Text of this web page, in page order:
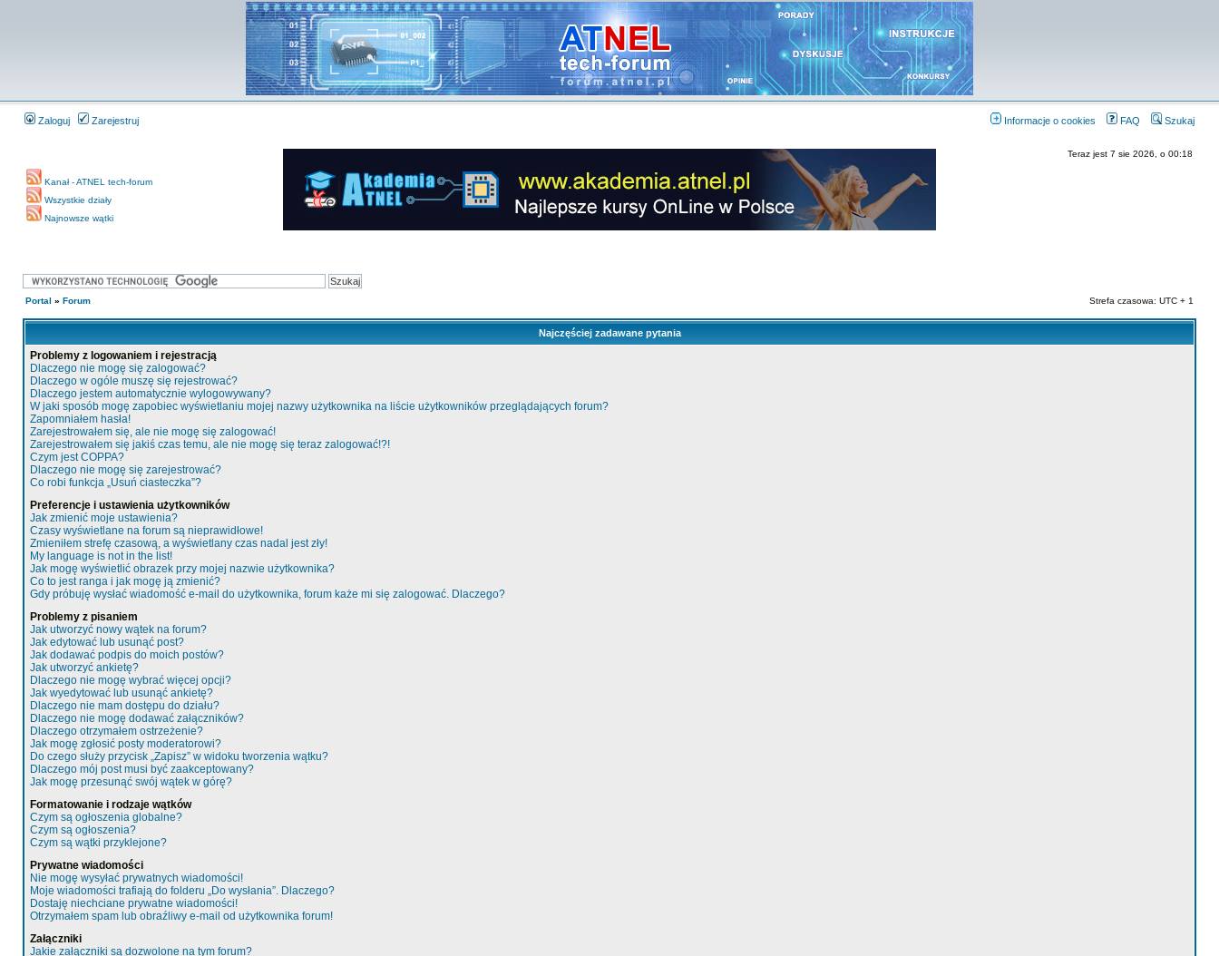
Zaloguj Zarejestruj Informacje o cookies FAQ Szukaj
Kanał - ATNEL tech-forum
Wszystkie działy
Najnowsze wątki
Teraz jest 7 sie 2026, o 00:18
Portal » Forum Strefa czasowa: UTC + 1
Najczęściej zadawane pytania
Problemy z logowaniem i rejestracją
Dlaczego nie mogę się zalogować?
Dlaczego w ogóle muszę się rejestrować?
Dlaczego jestem automatycznie wylogowywany?
W jaki sposób mogę zapobiec wyświetlaniu mojej nazwy użytkownika na liście użytkowników przeglądających forum?
Zapomniałem hasła!
Zarejestrowałem się, ale nie mogę się zalogować!
Zarejestrowałem się jakiś czas temu, ale nie mogę się teraz zalogować!?!
Czym jest COPPA?
Dlaczego nie mogę się zarejestrować?
Co robi funkcja „Usuń ciasteczka”?
Preferencje i ustawienia użytkowników
Jak zmienić moje ustawienia?
Czasy wyświetlane na forum są nieprawidłowe!
Zmieniłem strefę czasową, a wyświetlany czas nadal jest zły!
My language is not in the list!
Jak mogę wyświetlić obrazek przy mojej nazwie użytkownika?
Co to jest ranga i jak mogę ją zmienić?
Gdy próbuję wysłać wiadomość e-mail do użytkownika, forum każe mi się zalogować. Dlaczego?
Problemy z pisaniem
Jak utworzyć nowy wątek na forum?
Jak edytować lub usunąć post?
Jak dodawać podpis do moich postów?
Jak utworzyć ankietę?
Dlaczego nie mogę wybrać więcej opcji?
Jak wyedytować lub usunąć ankietę?
Dlaczego nie mam dostępu do działu?
Dlaczego nie mogę dodawać załączników?
Dlaczego otrzymałem ostrzeżenie?
Jak mogę zgłosić posty moderatorowi?
Do czego służy przycisk „Zapisz” w widoku tworzenia wątku?
Dlaczego mój post musi być zaakceptowany?
Jak mogę przesunąć swój wątek w górę?
Formatowanie i rodzaje wątków
Czym są ogłoszenia globalne?
Czym są ogłoszenia?
Czym są wątki przyklejone?
Prywatne wiadomości
Nie mogę wysyłać prywatnych wiadomości!
Moje wiadomości trafiają do folderu „Do wysłania”. Dlaczego?
Dostaję niechciane prywatne wiadomości!
Otrzymałem spam lub obraźliwy e-mail od użytkownika forum!
Załączniki
Jakie załączniki są dozwolone na tym forum?